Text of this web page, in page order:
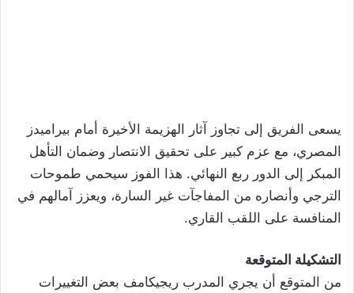
يسعى الفريق إلى تجاوز آثار الهزيمة الأخيرة أمام بيراميدز
المصري، مع عزم كبير على تحقيق الانتصار وضمان التأهل
المبكر إلى الدور ربع النهائي. هذا الفوز سيحمي طموحات
الترجي وأنصاره من المفاجآت غير السارة، ويعزز آمالهم في
المنافسة على اللقب القاري.
التشكيلة المتوقعة
من المتوقع أن يجري المدرب ريجيكامف بعض التغييرات